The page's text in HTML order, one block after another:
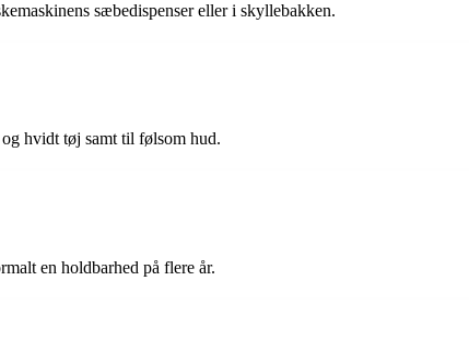
sæbedispenser eller i skyllebakken.
hvidt tøj samt til følsom hud.
en holdbarhed på flere år.